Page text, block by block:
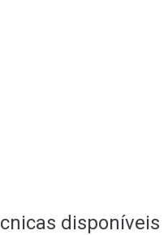
disponíveis